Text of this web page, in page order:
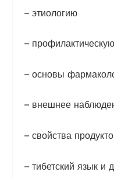
– этиологию
–
– основы
– внешнее
– свойства
– тибетский язык и